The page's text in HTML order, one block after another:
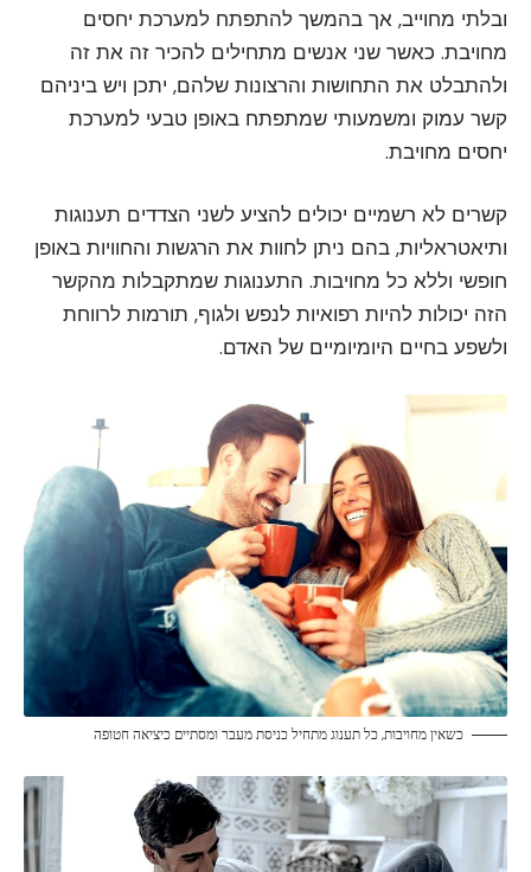
ובלתי מחוייב, אך בהמשך להתפתח למערכת יחסים
מחויבת. כאשר שני אנשים מתחילים להכיר זה את זה
ולהתבלט את התחושות והרצונות שלהם, יתכן ויש ביניהם
קשר עמוק ומשמעותי שמתפתח באופן טבעי למערכת
יחסים מחויבת.
קשרים לא רשמיים יכולים להציע לשני הצדדים תענוגות
ותיאטראליות, בהם ניתן לחוות את הרגשות והחוויות באופן
חופשי וללא כל מחויבות. התענוגות שמתקבלות מהקשר
הזה יכולות להיות רפואיות לנפש ולגוף, תורמות לרווחת
ולשפע בחיים היומיומיים של האדם.
כשאין מחויבות, כל תענוג מתחיל כניסת מעבר ומסתיים כיציאה חטופה